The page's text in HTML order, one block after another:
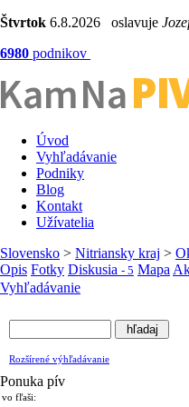
Štvrtok 6.8.2026 oslavuje
6980 podnikov
Na
Úvod
Vyhľadávanie
Podniky
Blog
Kontakt
Užívatelia
Slovensko > Nitriansky kraj >
Opis Fotky Diskusia - 5 Mapa
Vyhľadávanie
Rozšírené výhľadávanie
Ponuka pív
vo fľaši: